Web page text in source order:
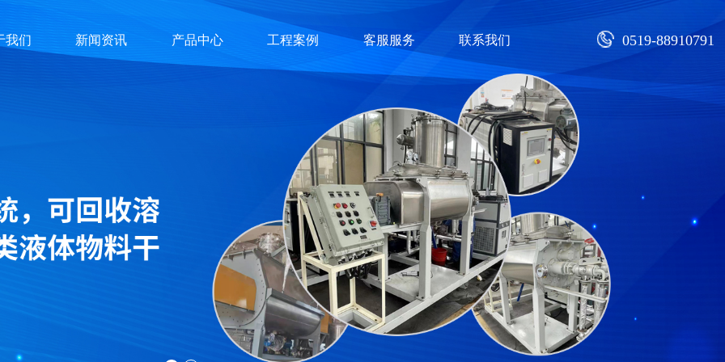
我们 新闻资讯 产品中心 工程案例 客服服务 联系我们 0519-88910791